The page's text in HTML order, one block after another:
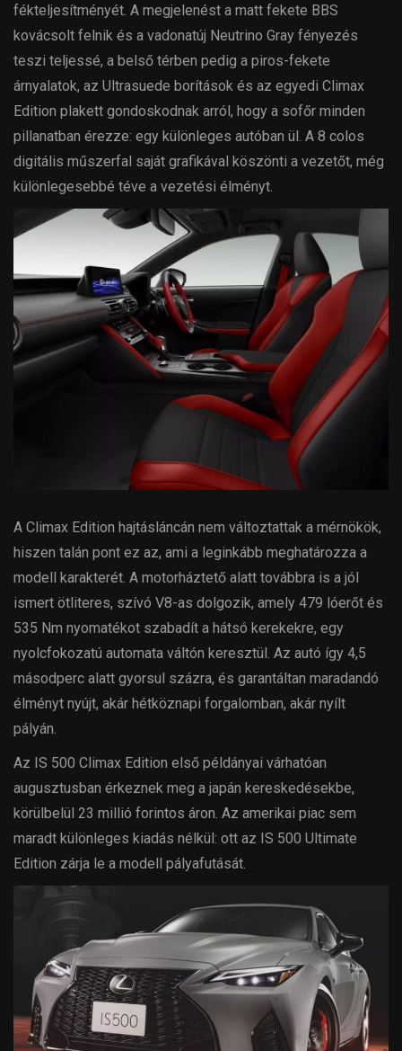
fékteljesítményét. A megjelenést a matt fekete BBS
kovácsolt felnik és a vadonatúj Neutrino Gray fényezés
teszi teljessé, a belső térben pedig a piros-fekete
árnyalatok, az Ultrasuede borítások és az egyedi Climax
Edition plakett gondoskodnak arról, hogy a sofőr minden
pillanatban érezze: egy különleges autóban ül. A 8 colos
digitális műszerfal saját grafikával köszönti a vezetőt, még
különlegesebbé téve a vezetési élményt.
A Climax Edition hajtásláncán nem változtattak a mérnökök,
hiszen talán pont ez az, ami a leginkább meghatározza a
modell karakterét. A motorháztető alatt továbbra is a jól
ismert ötliteres, szívó V8-as dolgozik, amely 479 lóerőt és
535 Nm nyomatékot szabadít a hátsó kerekekre, egy
nyolcfokozatú automata váltón keresztül. Az autó így 4,5
másodperc alatt gyorsul százra, és garantáltan maradandó
élményt nyújt, akár hétköznapi forgalomban, akár nyílt
pályán.
Az IS 500 Climax Edition első példányai várhatóan
augusztusban érkeznek meg a japán kereskedésekbe,
körülbelül 23 millió forintos áron. Az amerikai piac sem
maradt különleges kiadás nélkül: ott az IS 500 Ultimate
Edition zárja le a modell pályafutását.